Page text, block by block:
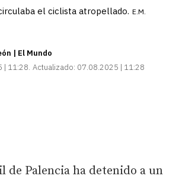
el ciclista atropellado. E.M.
| El Mundo
| 11:28 Actualizado: 07.08.2025 | 11:28
de Palencia ha detenido a un